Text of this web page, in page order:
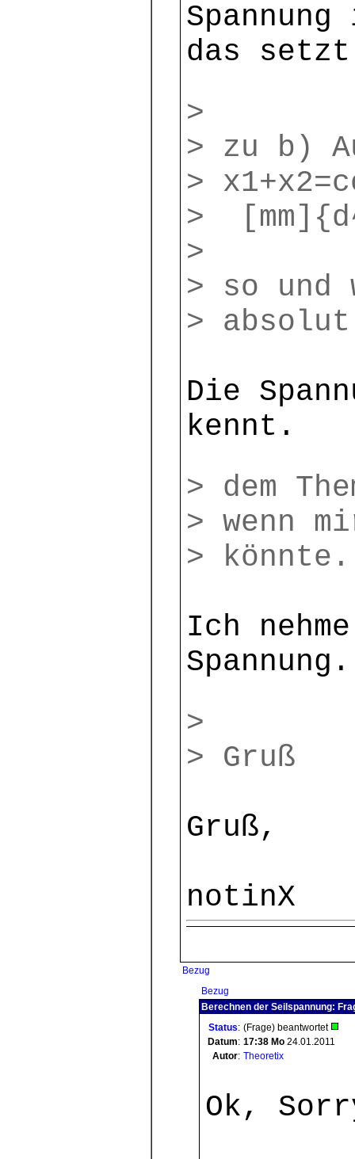
das
>
> zu b)
>
>
>
> so und
>
Die
kennt.
> dem
> wenn
> könnte.
Ich
Spannung.
>
> Gruß
Gruß,
notinX
Bezug
Bezug
Berechnen der Seilspannung:
Status: (Frage) beantwortet
Datum: 17:38 Mo 24.01.2011
Autor: Theoretix
Ok,